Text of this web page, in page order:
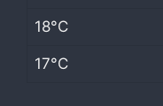
18°C
17°C